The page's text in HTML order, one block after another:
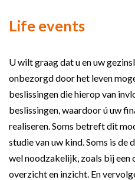
Life events
U wilt graag dat u en uw
onbezorgd door het leven
beslissingen die hierop van
beslissingen, waardoor ú uw
realiseren. Soms betreft dit
studie van uw kind. Soms is
wel noodzakelijk, zoals bij een
overzicht en inzicht. En